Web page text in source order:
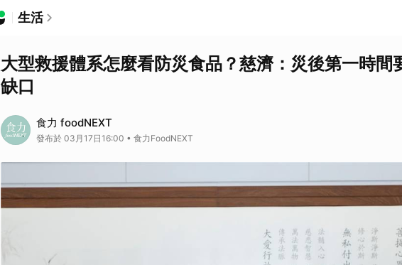
生活
大型救援體系怎麼看防災食品？慈濟：災後第一時間
缺口
食力 foodNEXT
發布於 03月17日16:00 • 食力FoodNEXT